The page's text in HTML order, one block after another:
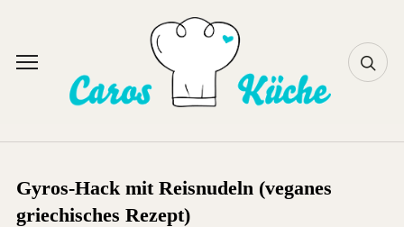
content
Toggle
Gyros-Hack mit Reisnudeln (veganes
griechisches Rezept)